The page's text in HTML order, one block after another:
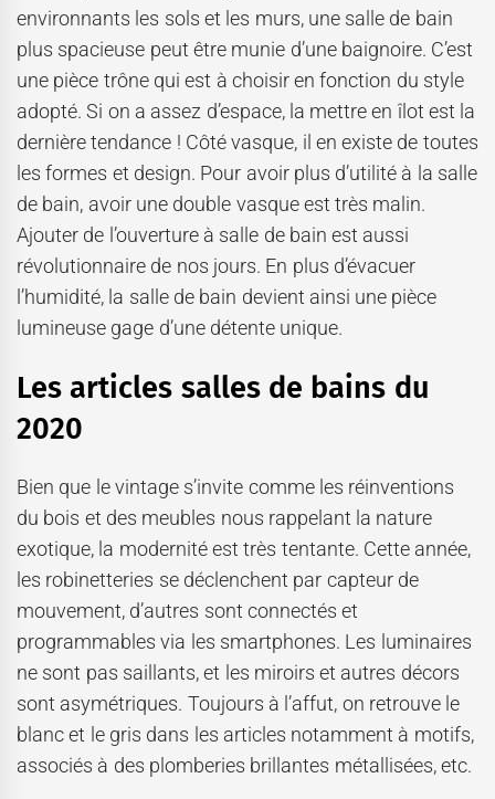
environnants les sols et les murs, une salle de bain
plus spacieuse peut être munie d’une baignoire. C’est
une pièce trône qui est à choisir en fonction du style
adopté. Si on a assez d’espace, la mettre en îlot est la
dernière tendance ! Côté vasque, il en existe de toutes
les formes et design. Pour avoir plus d’utilité à la salle
de bain, avoir une double vasque est très malin.
Ajouter de l’ouverture à salle de bain est aussi
révolutionnaire de nos jours. En plus d’évacuer
l’humidité, la salle de bain devient ainsi une pièce
lumineuse gage d’une détente unique.
Les articles salles de bains du
2020
Bien que le vintage s’invite comme les réinventions
du bois et des meubles nous rappelant la nature
exotique, la modernité est très tentante. Cette année,
les robinetteries se déclenchent par capteur de
mouvement, d’autres sont connectés et
programmables via les smartphones. Les luminaires
ne sont pas saillants, et les miroirs et autres décors
sont asymétriques. Toujours à l’affut, on retrouve le
blanc et le gris dans les articles notamment à motifs,
associés à des plomberies brillantes métallisées, etc.